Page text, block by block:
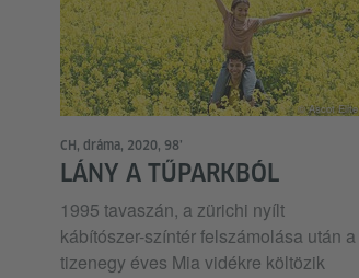
© Ascot Elite
CH, dráma, 2020, 98’
LÁNY A TŰPARKBÓL
1995 tavaszán, a zürichi nyílt
kábítószer-színtér felszámolása után a
tizenegy éves Mia vidékre költözik